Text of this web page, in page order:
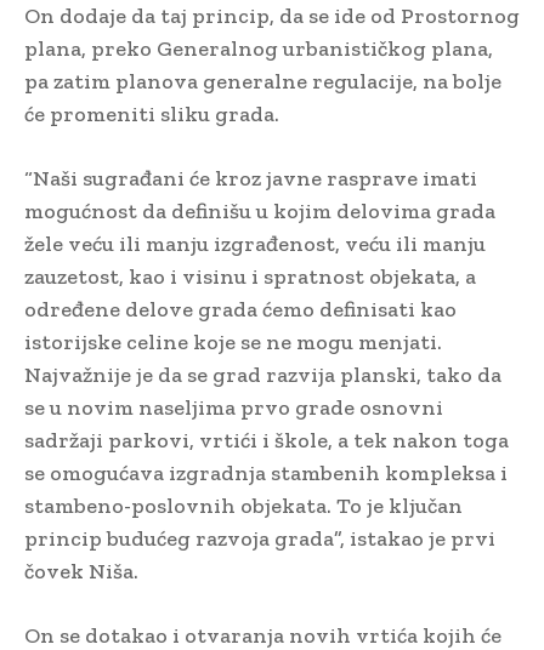
On dodaje da taj princip, da se ide od Prostornog
plana, preko Generalnog urbanističkog plana,
pa zatim planova generalne regulacije, na bolje
će promeniti sliku grada.
“Naši sugrađani će kroz javne rasprave imati
mogućnost da definišu u kojim delovima grada
žele veću ili manju izgrađenost, veću ili manju
zauzetost, kao i visinu i spratnost objekata, a
određene delove grada ćemo definisati kao
istorijske celine koje se ne mogu menjati.
Najvažnije je da se grad razvija planski, tako da
se u novim naseljima prvo grade osnovni
sadržaji parkovi, vrtići i škole, a tek nakon toga
se omogućava izgradnja stambenih kompleksa i
stambeno-poslovnih objekata. To je ključan
princip budućeg razvoja grada”, istakao je prvi
čovek Niša.
On se dotakao i otvaranja novih vrtića kojih će